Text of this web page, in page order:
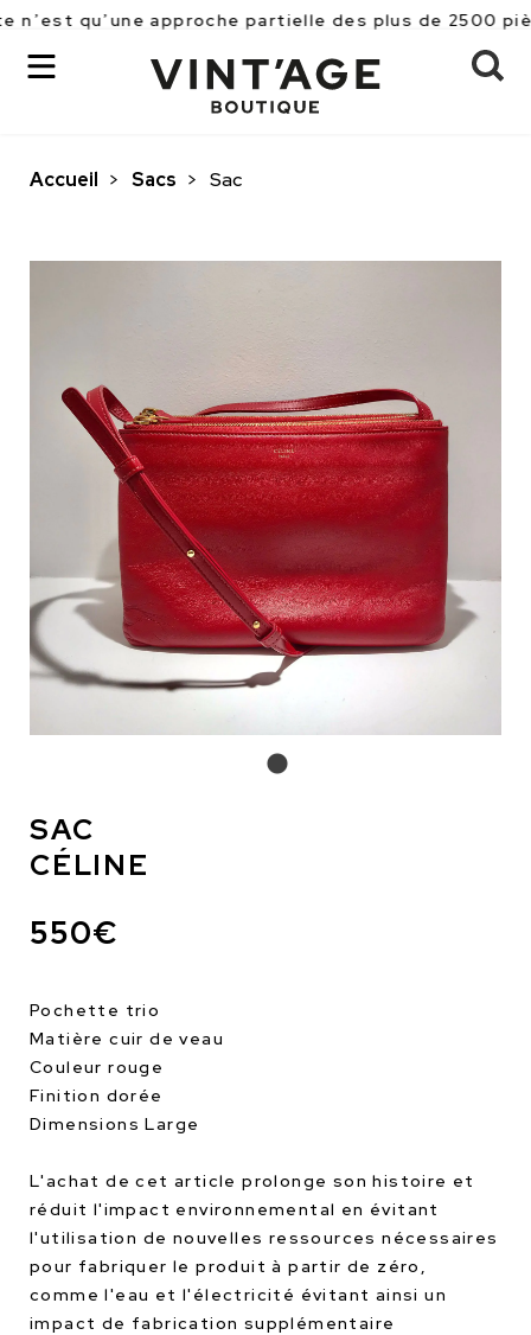
approche partielle des plus de 2500 pièces
Accueil > Sacs > Sac
SAC
CÉLINE
550€
Pochette trio
Matière cuir de veau
Couleur rouge
Finition dorée
Dimensions Large
L'achat de cet article prolonge son histoire et
réduit l'impact environnemental en évitant
l'utilisation de nouvelles ressources nécessaires
pour fabriquer le produit à partir de zéro,
comme l'eau et l'électricité évitant ainsi un
impact de fabrication supplémentaire